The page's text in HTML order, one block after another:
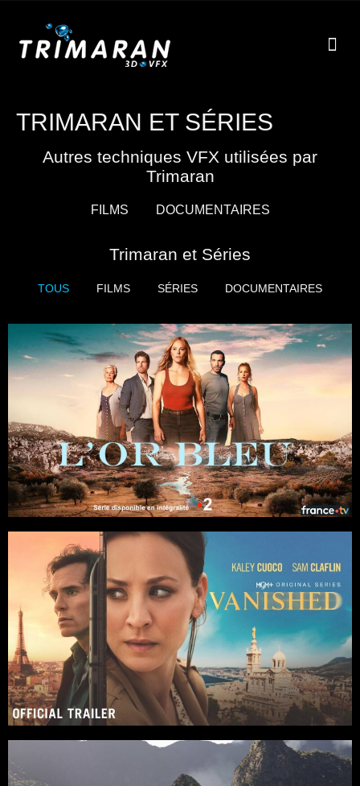
TRIMARAN ET SÉRIES
Autres techniques VFX utilisées par
Trimaran
FILMS DOCUMENTAIRES
Trimaran et Séries
TOUS FILMS SÉRIES DOCUMENTAIRES
Séries
8 x 52
Saga familiale / Drame / Thriller
Casting : Barbara Probst, Tom Leeb, Valérie Karsenti, Marie
Kremer, Samir
Production : Banijay France, France Télévisions
Séries
4 x 50
Action/Drame/Thriller
Casting : Kaley Cuoco, Sam Claflin, Karin Viard, Matthias
Schweighöfer, Simon
Production : AGC Television, Fragile Films, Peninsula Film